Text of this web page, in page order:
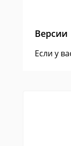
Версии
Если у